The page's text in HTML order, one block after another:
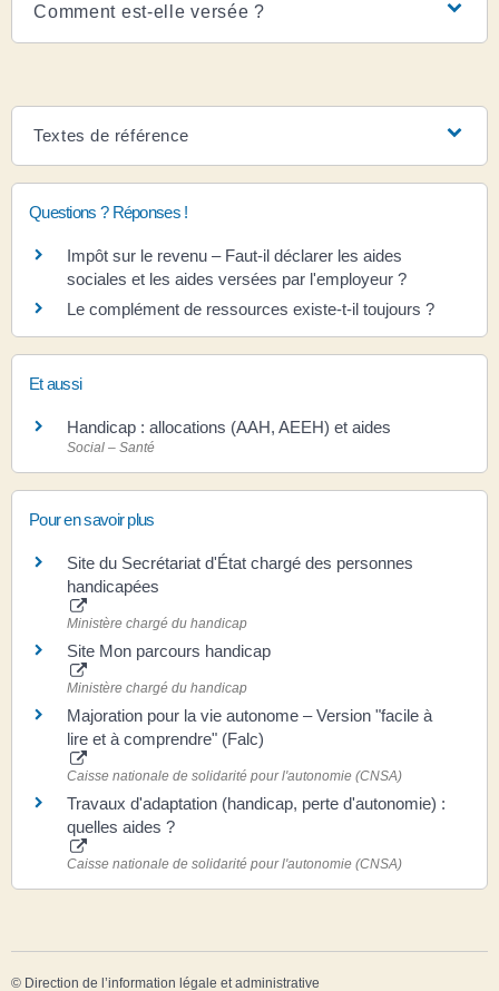
Comment est-elle versée ?
Textes de référence
Questions ? Réponses !
Impôt sur le revenu – Faut-il déclarer les aides
sociales et les aides versées par l'employeur ?
Le complément de ressources existe-t-il toujours ?
Et aussi
Handicap : allocations (AAH, AEEH) et aides
Social – Santé
Pour en savoir plus
Site du Secrétariat d'État chargé des personnes
handicapées
Ministère chargé du handicap
Site Mon parcours handicap
Ministère chargé du handicap
Majoration pour la vie autonome – Version "facile à
lire et à comprendre" (Falc)
Caisse nationale de solidarité pour l'autonomie (CNSA)
Travaux d'adaptation (handicap, perte d'autonomie) :
quelles aides ?
Caisse nationale de solidarité pour l'autonomie (CNSA)
© Direction de l’information légale et administrative